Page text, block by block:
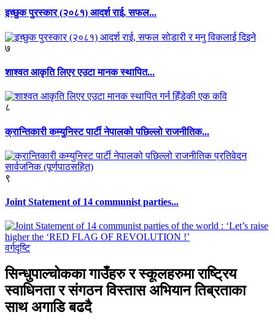
इच्छुक पुरस्कार (२०८१) आदर्श राई, सफल...
७
शाश्वत आकृति लिएर एउटा मानक स्थापित...
८
क्रान्तिकारी कम्युनिस्ट पार्टी नेपालको पछिल्लो राजनीतिक...
९
Joint Statement of 14 communist parties...
वर्गदृष्टि
सिन्धुपाल्चोकका गाउँहरु र स्कूलहरुमा राष्ट्रिय
स्वाधिनता र संगठन विस्तास अभियान तिब्रताका
साथ अगाडि बढदै